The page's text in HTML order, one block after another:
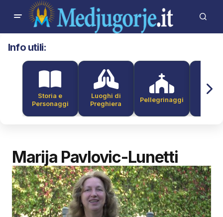
Info utili:
Storia e
Personaggi
Luoghi di
Preghiera
Pellegrinaggi
Marija Pavlovic-Lunetti